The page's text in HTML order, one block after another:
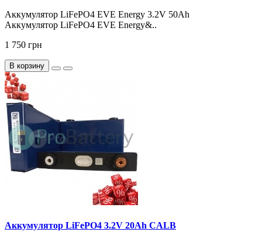
Аккумулятор LiFePO4 EVE Energy 3.2V 50Ah
Аккумулятор LiFePO4 EVE Energy&..
1 750 грн
В корзину
Аккумулятор LiFePO4 3.2V 20Ah CALB